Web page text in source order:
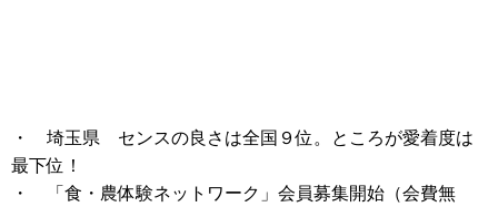
・ 埼玉県 センスの良さは全国９位。ところが愛着度は
最下位！
・ 「食・農体験ネットワーク」会員募集開始（会費無